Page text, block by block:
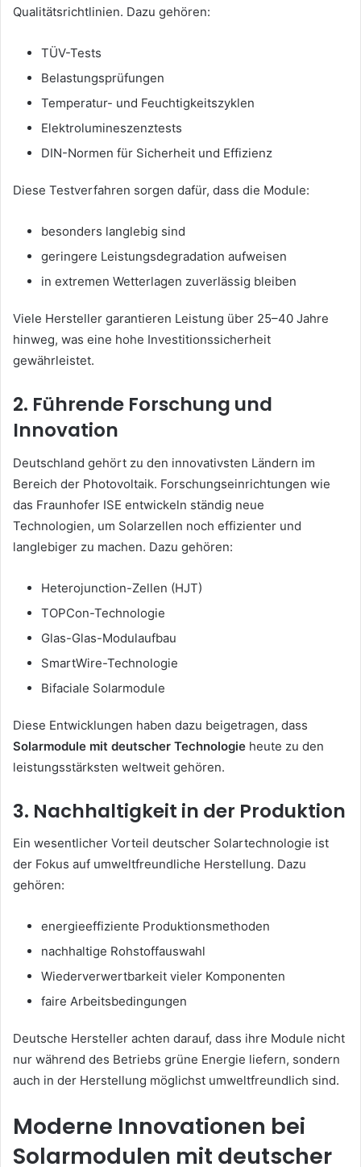
Qualitätsrichtlinien. Dazu gehören:
TÜV-Tests
Belastungsprüfungen
Temperatur- und Feuchtigkeitszyklen
Elektrolumineszenztests
DIN-Normen für Sicherheit und Effizienz
Diese Testverfahren sorgen dafür, dass die Module:
besonders langlebig sind
geringere Leistungsdegradation aufweisen
in extremen Wetterlagen zuverlässig bleiben
Viele Hersteller garantieren Leistung über 25–40 Jahre
hinweg, was eine hohe Investitionssicherheit
gewährleistet.
2. Führende Forschung und
Innovation
Deutschland gehört zu den innovativsten Ländern im
Bereich der Photovoltaik. Forschungseinrichtungen wie
das Fraunhofer ISE entwickeln ständig neue
Technologien, um Solarzellen noch effizienter und
langlebiger zu machen. Dazu gehören:
Heterojunction-Zellen (HJT)
TOPCon-Technologie
Glas-Glas-Modulaufbau
SmartWire-Technologie
Bifaciale Solarmodule
Diese Entwicklungen haben dazu beigetragen, dass
Solarmodule mit deutscher Technologie heute zu den
leistungsstärksten weltweit gehören.
3. Nachhaltigkeit in der Produktion
Ein wesentlicher Vorteil deutscher Solartechnologie ist
der Fokus auf umweltfreundliche Herstellung. Dazu
gehören:
energieeffiziente Produktionsmethoden
nachhaltige Rohstoffauswahl
Wiederverwertbarkeit vieler Komponenten
faire Arbeitsbedingungen
Deutsche Hersteller achten darauf, dass ihre Module nicht
nur während des Betriebs grüne Energie liefern, sondern
auch in der Herstellung möglichst umweltfreundlich sind.
Moderne Innovationen bei
Solarmodulen mit deutscher